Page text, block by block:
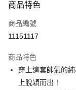
信用卡一次付款
信用卡分期付款
合作金庫商業銀行
華南商業銀行
上海商業儲蓄銀行
超商取貨付款
LINE Pay
商品特色
商品編號
11151117
商品特色
穿上這套帥氣的
上脫穎而出！